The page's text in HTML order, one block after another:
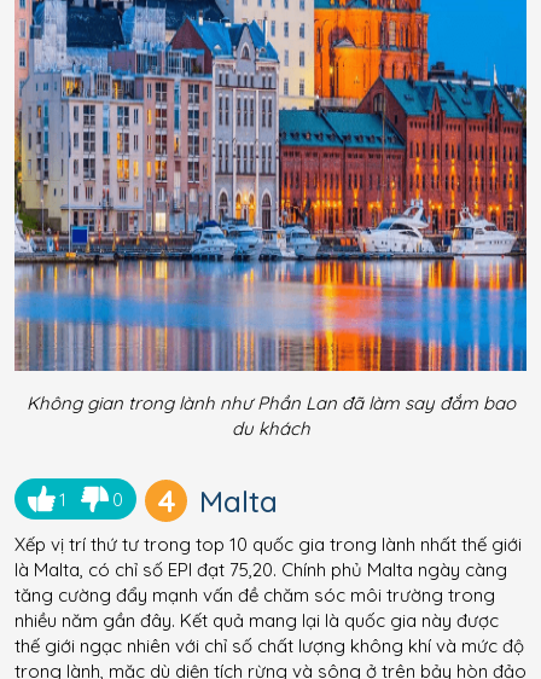
Không gian trong lành như Phần Lan đã làm say đắm bao
du khách
1 0 4 Malta
Xếp vị trí thứ tư trong top 10 quốc gia trong lành nhất thế giới
là Malta, có chỉ số EPI đạt 75,20. Chính phủ Malta ngày càng
tăng cường đẩy mạnh vấn đề chăm sóc môi trường trong
nhiều năm gần đây. Kết quả mang lại là quốc gia này được
thế giới ngạc nhiên với chỉ số chất lượng không khí và mức độ
trong lành, mặc dù diện tích rừng và sông ở trên bảy hòn đảo